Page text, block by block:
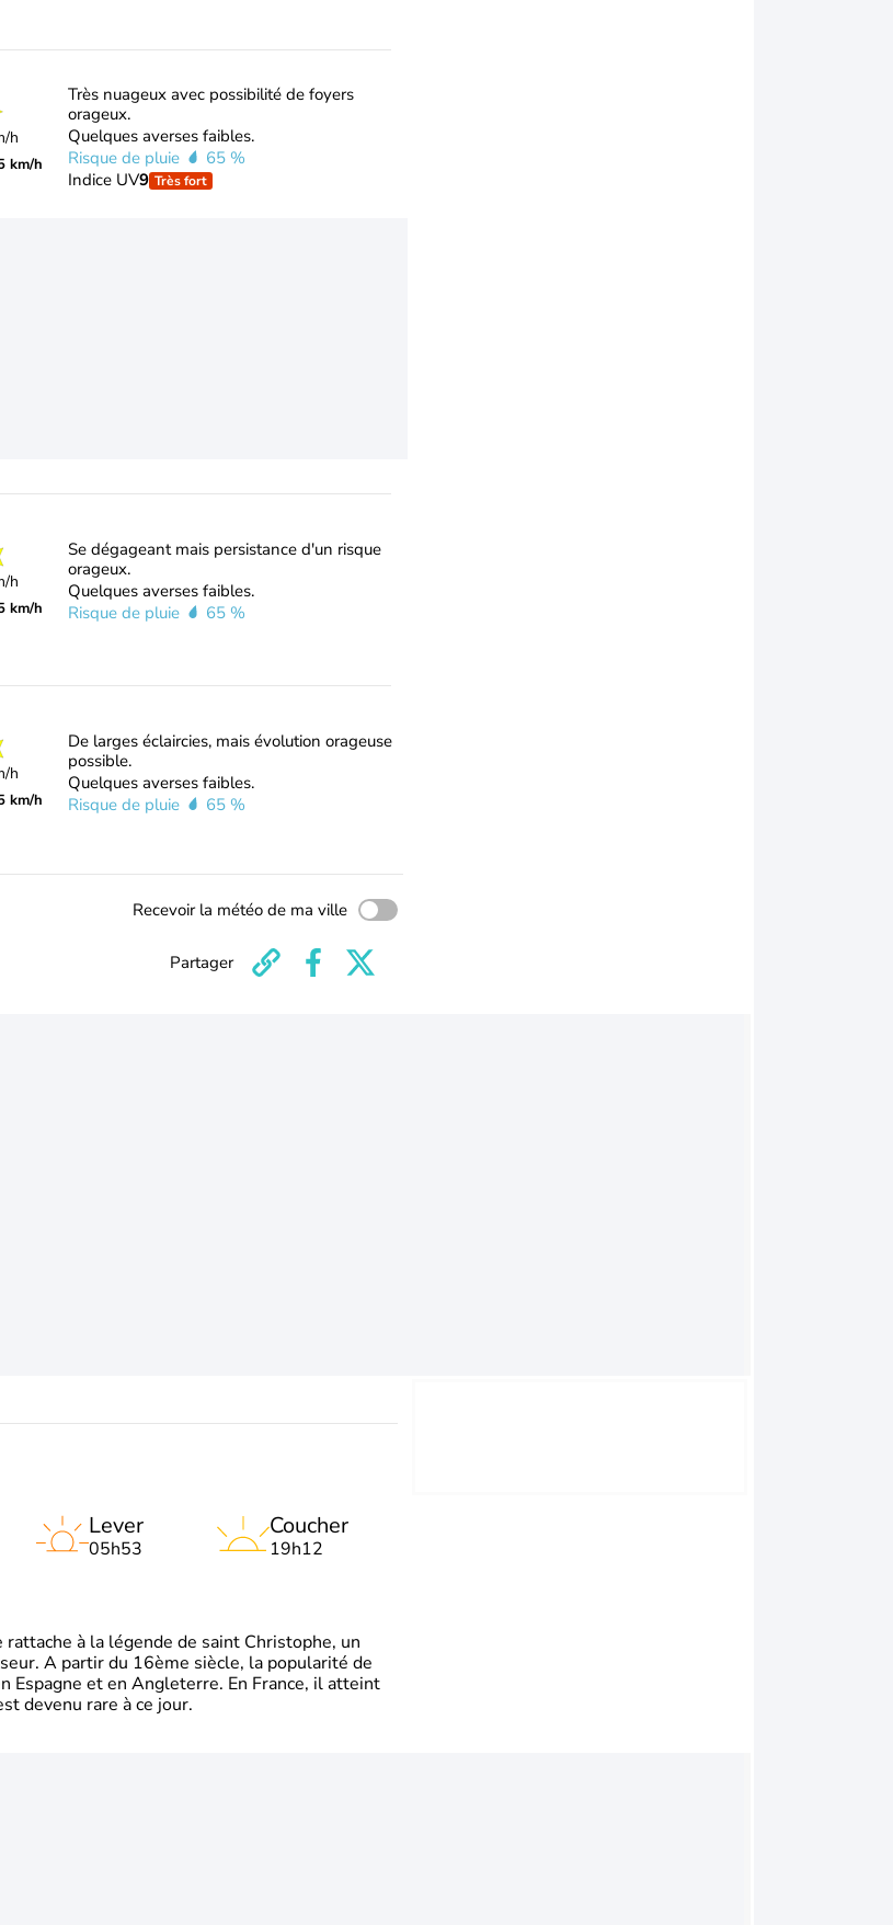
h
km/h
Très nuageux avec possibilité de foyers
orageux.
Quelques averses faibles.
Risque de pluie
65 %
Indice UV9 Très fort
h
km/h
Se dégageant mais persistance d'un risque
orageux.
Quelques averses faibles.
Risque de pluie
65 %
h
km/h
De larges éclaircies, mais évolution orageuse
possible.
Quelques averses faibles.
Risque de pluie
65 %
Recevoir la météo de ma ville
Partager
Lever
05h53
Coucher
19h12
rattache à la légende de saint Christophe, un
A partir du 16ème siècle, la popularité de
Espagne et en Angleterre. En France, il atteint
devenu rare à ce jour.